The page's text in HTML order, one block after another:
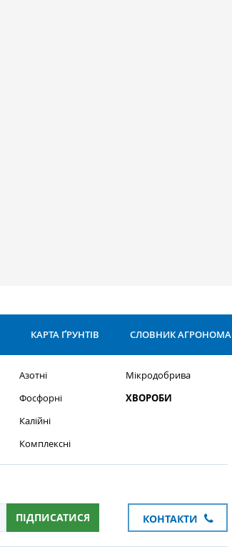
КАРТА ҐРУНТІВ СЛОВНИК АГРОНОМА
Азотні
Фосфорні
Калійні
Комплексні
Мікродобрива
ХВОРОБИ
ПІДПИСАТИСЯ КОНТАКТИ